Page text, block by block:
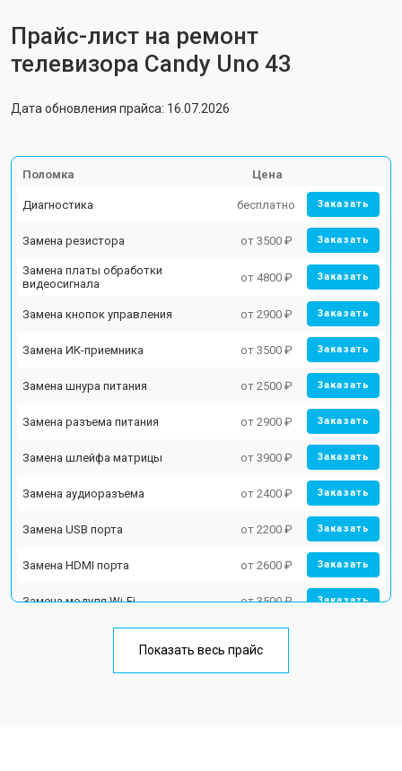
Прайс-лист на ремонт
телевизора Candy Uno 43
Дата обновления прайса: 16.07.2026
Поломка Цена
Диагностика бесплатно Заказать
Замена резистора от 3500 ₽ Заказать
Замена платы обработки
видеосигнала
от 4800 ₽ Заказать
Замена кнопок управления от 2900 ₽ Заказать
Замена ИК-приемника от 3500 ₽ Заказать
Замена шнура питания от 2500 ₽ Заказать
Замена разъема питания от 2900 ₽ Заказать
Замена шлейфа матрицы от 3900 ₽ Заказать
Замена аудиоразъема от 2400 ₽ Заказать
Замена USB порта от 2200 ₽ Заказать
Замена HDMI порта от 2600 ₽ Заказать
Замена модуля Wi-Fi от 3500 ₽ Заказать
Ремонт блока управления от 3100 ₽
Показать весь прайс